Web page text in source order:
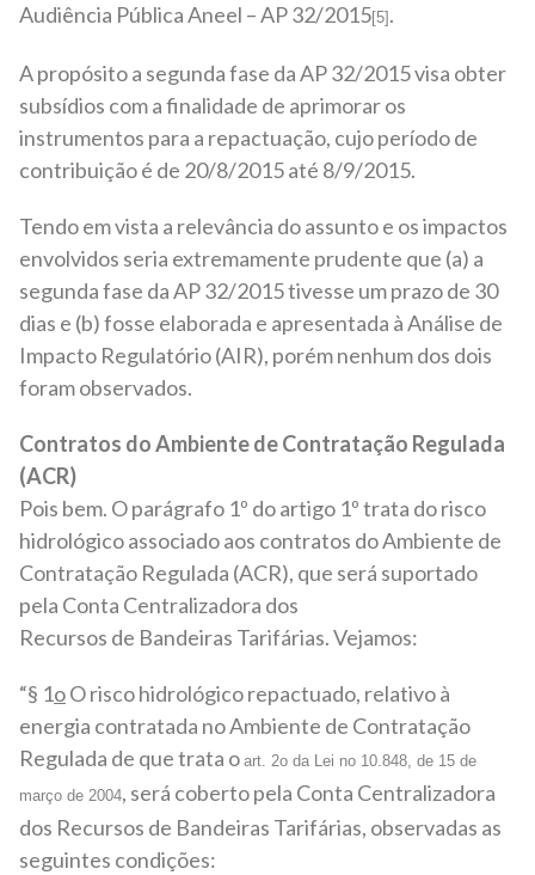
Audiência Pública Aneel – AP 32/2015[5] .
A propósito a segunda fase da AP 32/2015 visa obter
subsídios com a finalidade de aprimorar os
instrumentos para a repactuação, cujo período de
contribuição é de 20/8/2015 até 8/9/2015.
Tendo em vista a relevância do assunto e os impactos
envolvidos seria extremamente prudente que (a) a
segunda fase da AP 32/2015 tivesse um prazo de 30
dias e (b) fosse elaborada e apresentada à Análise de
Impacto Regulatório (AIR), porém nenhum dos dois
foram observados.
Contratos do Ambiente de Contratação Regulada
(ACR)
Pois bem. O parágrafo 1º do artigo 1º trata do risco
hidrológico associado aos contratos do Ambiente de
Contratação Regulada (ACR), que será suportado
pela Conta Centralizadora dos
Recursos de Bandeiras Tarifárias. Vejamos:
“§ 1oO risco hidrológico repactuado, relativo à
energia contratada no Ambiente de Contratação
Regulada de que trata o art. 2o da Lei no 10.848, de 15 de
março de 2004, será coberto pela Conta Centralizadora
dos Recursos de Bandeiras Tarifárias, observadas as
seguintes condições: